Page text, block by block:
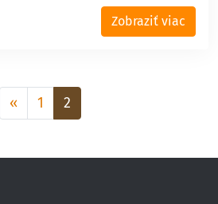
Zobraziť viac
« 1 2Aktuálna
stránka